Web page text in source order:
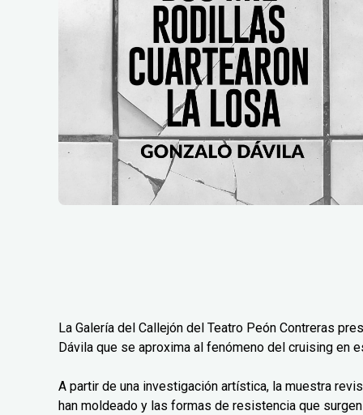
La Galería del Callejón del Teatro Peón Contreras
Dávila que se aproxima al fenómeno del cruising en
A partir de una investigación artística, la muestra
han moldeado y las formas de resistencia que